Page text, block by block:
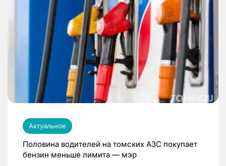
Актуальное
Половина водителей на томских АЗС покупает
бензин меньше лимита — мэр